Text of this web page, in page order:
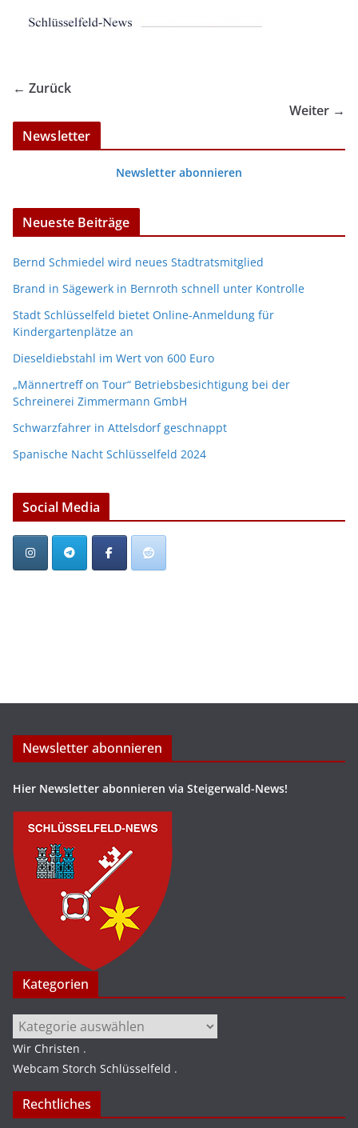
← Zurück
Weiter →
Newsletter
Newsletter abonnieren
Neueste Beiträge
Bernd Schmiedel wird neues Stadtratsmitglied
Brand in Sägewerk in Bernroth schnell unter Kontrolle
Stadt Schlüsselfeld bietet Online-Anmeldung für
Kindergartenplätze an
Dieseldiebstahl im Wert von 600 Euro
„Männertreff on Tour“ Betriebsbesichtigung bei der
Schreinerei Zimmermann GmbH
Schwarzfahrer in Attelsdorf geschnappt
Spanische Nacht Schlüsselfeld 2024
Social Media
Newsletter abonnieren
Hier Newsletter abonnieren via Steigerwald-News!
Kategorien
Kategorien
Wir Christen .
Webcam Storch Schlüsselfeld .
Rechtliches